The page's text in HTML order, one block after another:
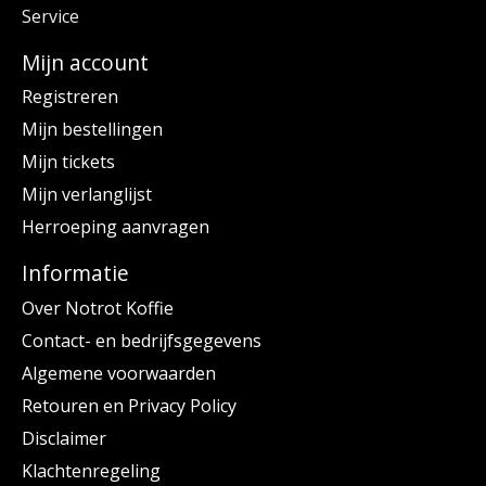
Service
Mijn account
Registreren
Mijn bestellingen
Mijn tickets
Mijn verlanglijst
Herroeping aanvragen
Informatie
Over Notrot Koffie
Contact- en bedrijfsgegevens
Algemene voorwaarden
Retouren en Privacy Policy
Disclaimer
Klachtenregeling